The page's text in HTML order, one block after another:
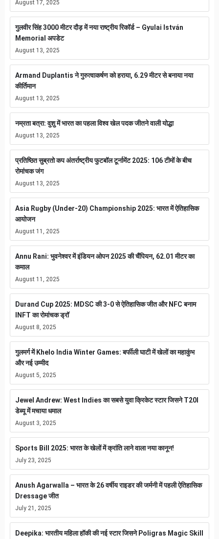
August 17, 2025
गुलवीर सिंह 3000 मीटर दौड़ में नया राष्ट्रीय रिकॉर्ड – Gyulai István
Memorial अपडेट
August 13, 2025
Armand Duplantis ने गुरुत्वाकर्षण को हराया, 6.29 मीटर से बनाया नया
कीर्तिमान
August 13, 2025
नम्रता बत्रा: वुशु में भारत का पहला विश्व खेल पदक जीतने वाली योद्धा
August 13, 2025
प्रतिष्ठित सुब्रतो कप अंतर्राष्ट्रीय फुटबॉल टूर्नामेंट 2025: 106 टीमों के बीच
रोमांचक जंग
August 13, 2025
Asia Rugby (Under-20) Championship 2025: भारत में ऐतिहासिक
आयोजन
August 11, 2025
Annu Rani: भुवनेश्वर में इंडियन ओपन 2025 की चैंपियन, 62.01 मीटर का
कमाल
August 11, 2025
Durand Cup 2025: MDSC की 3-0 से ऐतिहासिक जीत और NFC बनाम
INFT का रोमांचक ड्रॉ
August 8, 2025
गुलमर्ग में Khelo India Winter Games: बर्फीली घाटी में खेलों का महाकुंभ
और नई उम्मीद
August 5, 2025
Jewel Andrew: West Indies का सबसे युवा क्रिकेट स्टार जिसने T20I
डेब्यू में मचाया धमाल
August 3, 2025
Sports Bill 2025: भारत के खेलों में क्रांति लाने वाला नया कानून!
July 23, 2025
Anush Agarwalla – भारत के 26 वर्षीय राइडर की जर्मनी में पहली ऐतिहासिक
Dressage जीत
July 21, 2025
Deepika: भारतीय महिला हॉकी की नई स्टार जिसने Poligras Magic Skill